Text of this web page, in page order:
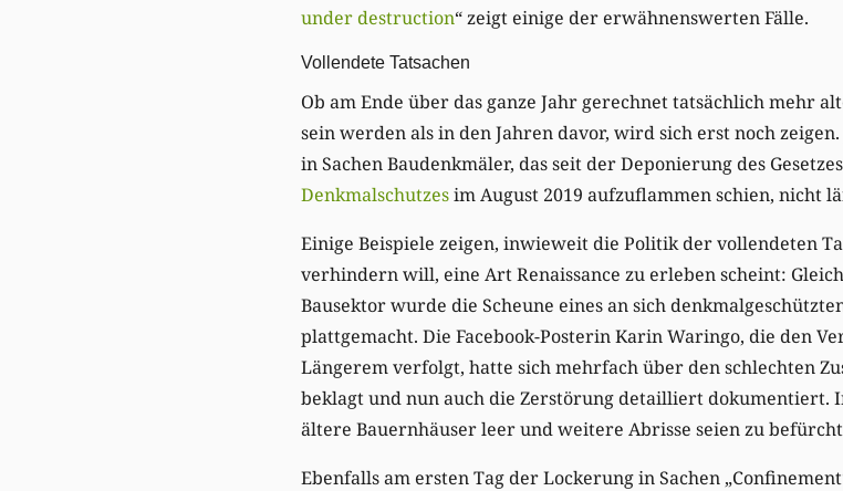
under destruction“ zeigt einige der erwähnenswerten Fälle.
Vollendete Tatsachen
Ob am Ende über das ganze Jahr gerechnet tatsächlich mehr
sein werden als in den Jahren davor, wird sich erst noch
in Sachen Baudenkmäler, das seit der Deponierung des
Denkmalschutzesim August 2019 aufzuflammen schien, nicht
Einige Beispiele zeigen, inwieweit die Politik der vollendeten
verhindern will, eine Art Renaissance zu erleben scheint:
Bausektor wurde die Scheune eines an sich
plattgemacht. Die Facebook-Posterin Karin Waringo, die den
Längerem verfolgt, hatte sich mehrfach über den schlechten
beklagt und nun auch die Zerstörung detailliert dokumentiert.
ältere Bauernhäuser leer und weitere Abrisse seien zu
Ebenfalls am ersten Tag der Lockerung in Sachen